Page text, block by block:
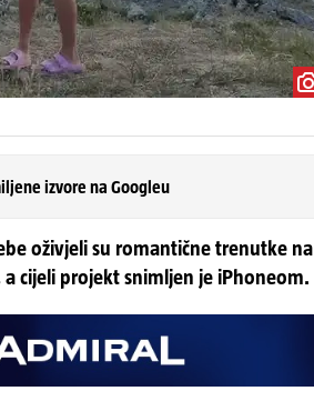
izvore na Googleu
oživjeli su romantične trenutke na
cijeli projekt snimljen je iPhoneom.